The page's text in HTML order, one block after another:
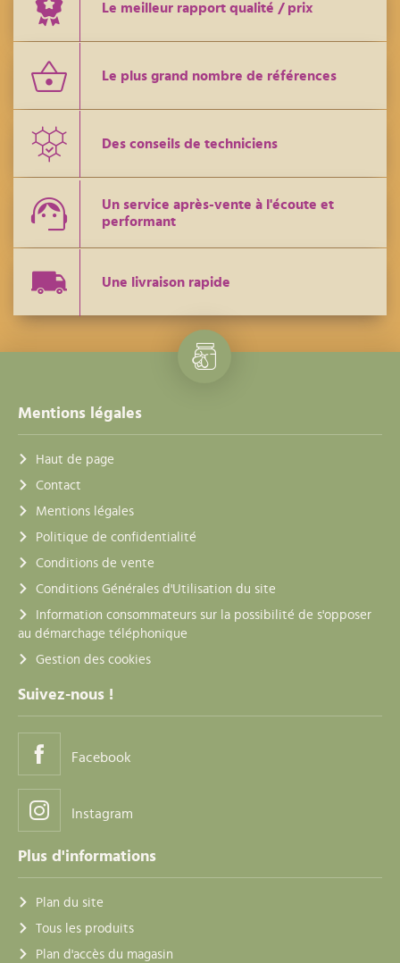
Le meilleur rapport qualité / prix
Le plus grand nombre de références
Des conseils de techniciens
Un service après-vente à l'écoute et
performant
Une livraison rapide
Mentions légales
Haut de page
Contact
Mentions légales
Politique de confidentialité
Conditions de vente
Conditions Générales d'Utilisation du site
Information consommateurs sur la possibilité de s'opposer
au démarchage téléphonique
Gestion des cookies
Suivez-nous !
Facebook
Instagram
Plus d'informations
Plan du site
Tous les produits
Plan d'accès du magasin